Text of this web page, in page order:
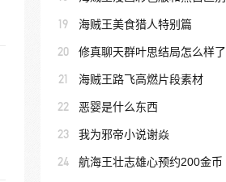
19 海贼王美食猎人特别篇
20 修真聊天群叶思结局怎么样了
21 海贼王路飞高燃片段素材
22 恶婴是什么东西
23 我为邪帝小说谢焱
24 航海王壮志雄心预约200金币